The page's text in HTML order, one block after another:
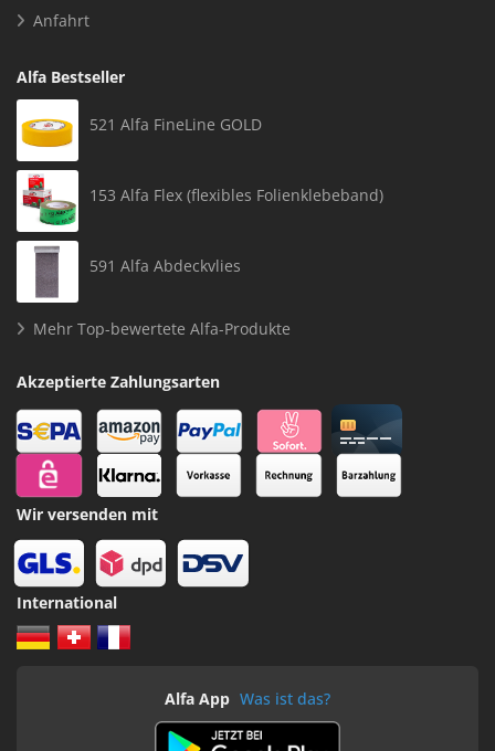
Anfahrt
Alfa Bestseller
521 Alfa FineLine GOLD
153 Alfa Flex (flexibles Folienklebeband)
591 Alfa Abdeckvlies
Mehr Top-bewertete Alfa-Produkte
Akzeptierte Zahlungsarten
Wir versenden mit
International
Alfa App Was ist das?